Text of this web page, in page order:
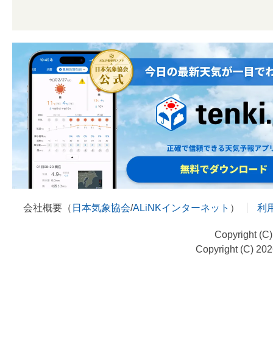
会社概要（ 日本気象協会/ALiNKインターネット ） 利
Copyright
Copyright (C)